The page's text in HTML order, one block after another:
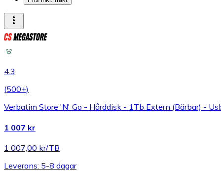
4.3
(500+)
Verbatim Store 'N' Go - Hårddisk - 1Tb Extern (Bärbar) -
1 007 kr
1 007,00 kr/TB
Leverans: 5-8 dagar